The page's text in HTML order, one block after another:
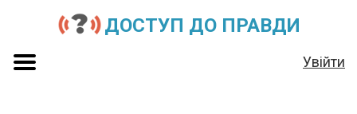
ДОСТУП ДО ПРАВДИ
Увійти